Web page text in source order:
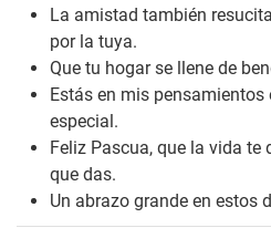
La amistad también
por la tuya.
Que tu hogar se llene de
Estás en mis pensamientos
especial.
Feliz Pascua, que la vida te
que das.
Un abrazo grande en estos